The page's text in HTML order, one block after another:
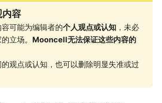
内容
可能为编辑者的个人观点或认知 ，未必
立场。 Mooncell无法保证这些内容的
观点或认知，也可以删除明显失准或过